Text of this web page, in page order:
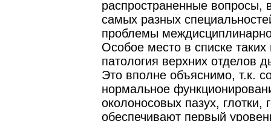
распространенные вопросы,
самых разных
проблемы
Особое место в списке
патология верхних отделов
Это вполне объяснимо, т.к.
нормальное
околоносовых пазух, глотки,
обеспечивают первый